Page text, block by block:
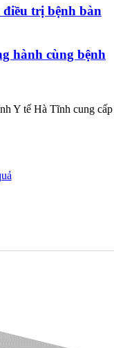
điều trị bệnh bàn
hành cùng bệnh
Y tế Hà Tĩnh cung cấp